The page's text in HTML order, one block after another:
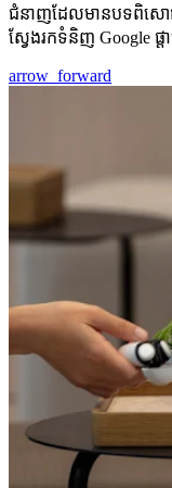
ជំនាញដែលមានបទពិសោ
ស្វែងរកទំនិញ Google ផ្ដ
arrow_forward